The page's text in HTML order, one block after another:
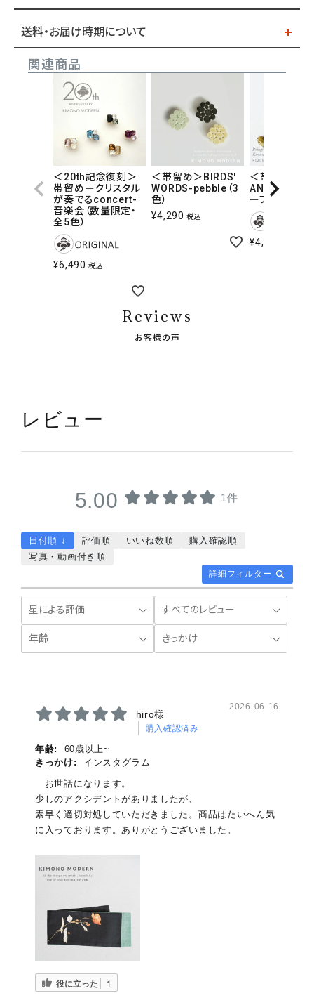
送料・お届け時期について
関連商品
＜20th記念復刻＞
帯留めークリスタル
が奏でるconcert-
音楽会（数量限定・
全5色）
¥6,490 税込
＜帯留め＞BIRDS'
WORDS-pebble（3
色）
¥4,290 税込
＜帯留め＞
ANTIQUE
ーブル（6色）
¥4,290
Reviews
お客様の声
レビュー
5.00 1件
詳細フィルター
日付順 ↓ 評価順 いいね数順
購入確認順
写真・動画付き順
hiro様
購入確認済み
2026-06-16
年齢:
60歳以上~
きっかけ:
インスタグラム
お世話になります。
少しのアクシデントがありましたが、
素早く適切対処していただきました。商品はたいへん気
に入っております。ありがとうございました。
役に立った 1